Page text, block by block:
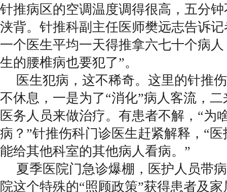
针推病区的空调温度调得很高，五分
浃背。针推科副主任医师樊远志告诉
一个医生平均一天得推拿六七十个病
生的腰椎病也要犯了”。
医生犯病，这不稀奇。这里的针推
不休息，一是为了“消化”病人客流，
医务人员来做治疗。有患者不解，“为
病？”针推伤科门诊医生赶紧解释，“
能给其他科室的其他病人看病。”
夏季医院门急诊爆棚，医护人员带
院这个特殊的“照顾政策”获得患者及